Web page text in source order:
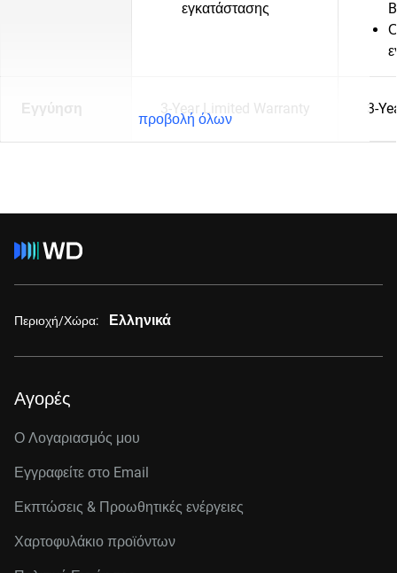
εγκατάστασης
B
Εγγύηση 3-Year Limited Warranty 3-
προβολή όλων
Περιοχή/Χώρα: Ελληνικά
Αγορές
Ο Λογαριασμός μου
Εγγραφείτε στo Email
Εκπτώσεις & Προωθητικές ενέργειες
Χαρτοφυλάκιο προϊόντων